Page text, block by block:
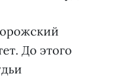
До этого